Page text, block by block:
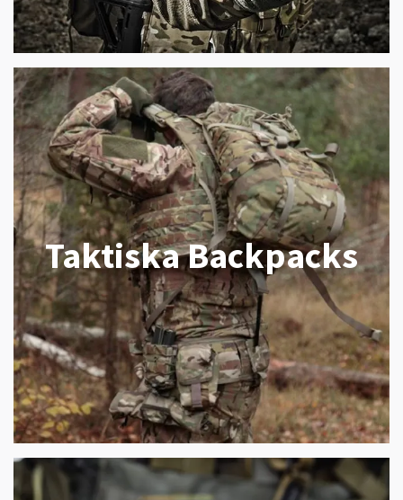
Taktiska Backpacks